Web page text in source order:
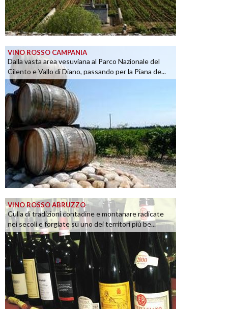
VINO ROSSO CAMPANIA
Dalla vasta area vesuviana al Parco Nazionale del
Cilento e Vallo di Diano, passando per la Piana de...
VINO ROSSO ABRUZZO
Culla di tradizioni contadine e montanare radicate
nei secoli e forgiate su uno dei territori più be...